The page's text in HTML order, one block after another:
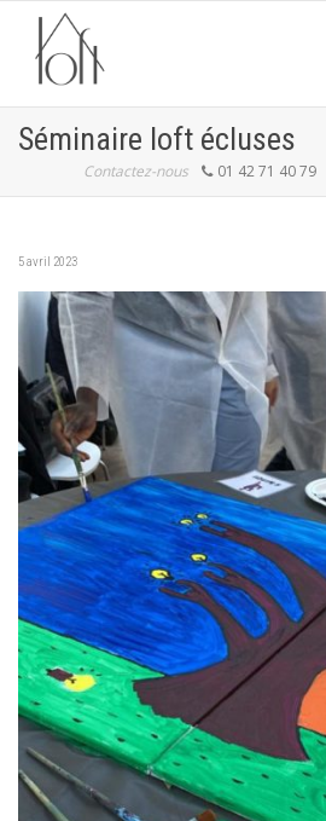
Séminaire loft écluses
Contactez-nous 01 42 71 40 79
5 avril 2023